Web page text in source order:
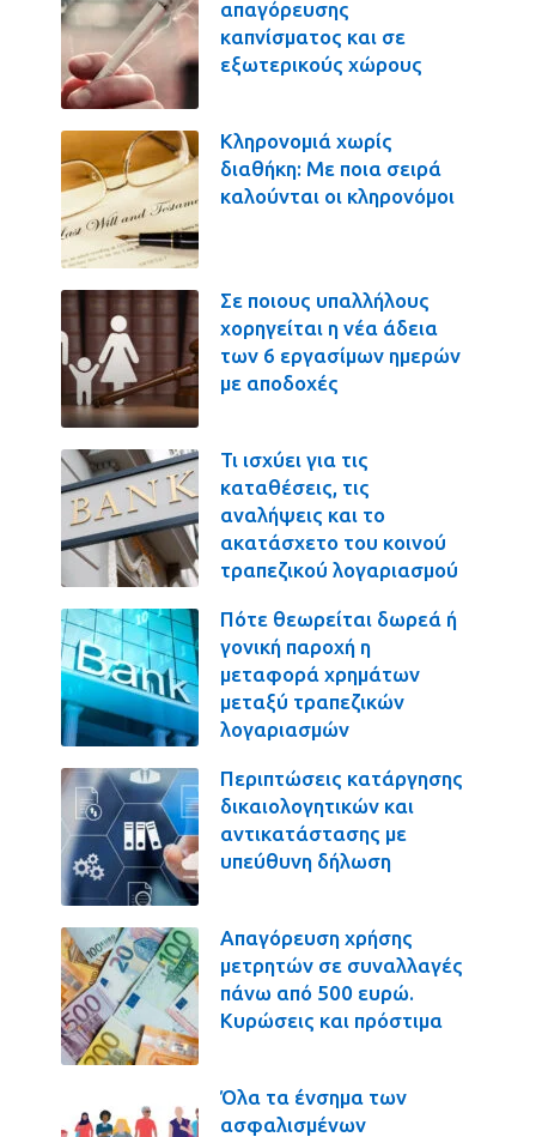
απαγόρευσης
καπνίσματος και σε
εξωτερικούς χώρους
Κληρονομιά χωρίς
διαθήκη: Με ποια σειρά
καλούνται οι κληρονόμοι
Σε ποιους υπαλλήλους
χορηγείται η νέα άδεια
των 6 εργασίμων ημερών
με αποδοχές
Τι ισχύει για τις
καταθέσεις, τις
αναλήψεις και το
ακατάσχετο του κοινού
τραπεζικού λογαριασμού
Πότε θεωρείται δωρεά ή
γονική παροχή η
μεταφορά χρημάτων
μεταξύ τραπεζικών
λογαριασμών
Περιπτώσεις κατάργησης
δικαιολογητικών και
αντικατάστασης με
υπεύθυνη δήλωση
Απαγόρευση χρήσης
μετρητών σε συναλλαγές
πάνω από 500 ευρώ.
Κυρώσεις και πρόστιμα
Όλα τα ένσημα των
ασφαλισμένων